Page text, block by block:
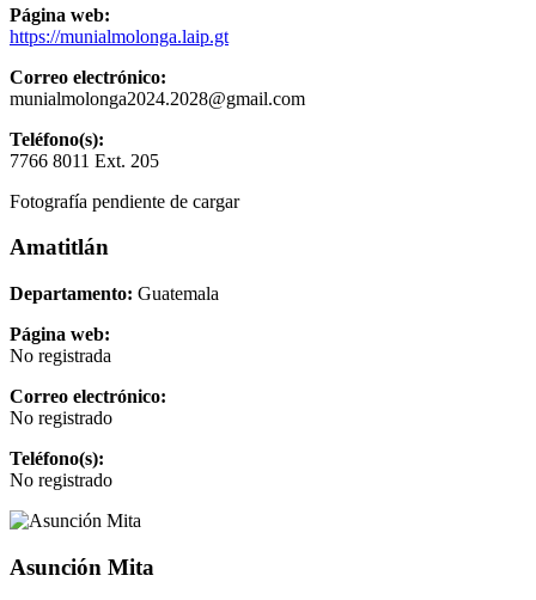
Página web:
https://munialmolonga.laip.gt
Correo electrónico:
munialmolonga2024.2028@gmail.com
Teléfono(s):
7766 8011 Ext. 205
Fotografía pendiente de cargar
Amatitlán
Departamento: Guatemala
Página web:
No registrada
Correo electrónico:
No registrado
Teléfono(s):
No registrado
Asunción Mita